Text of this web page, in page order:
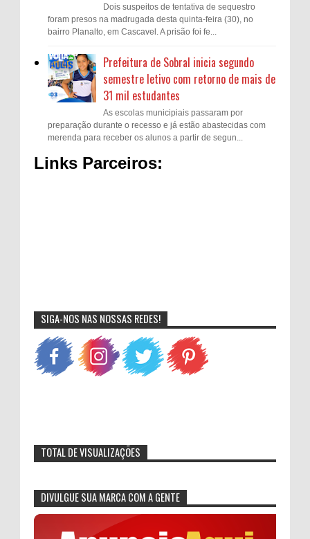
Dois suspeitos de tentativa de sequestro
foram presos na madrugada desta quinta-feira (30), no
bairro Planalto, em Cascavel. A prisão foi fe...
Prefeitura de Sobral inicia segundo
semestre letivo com retorno de mais de
31 mil estudantes
As escolas municipiais passaram por
preparação durante o recesso e já estão abastecidas com
merenda para receber os alunos a partir de segun...
Links Parceiros:
SIGA-NOS NAS NOSSAS REDES!
TOTAL DE VISUALIZAÇÕES
DIVULGUE SUA MARCA COM A GENTE